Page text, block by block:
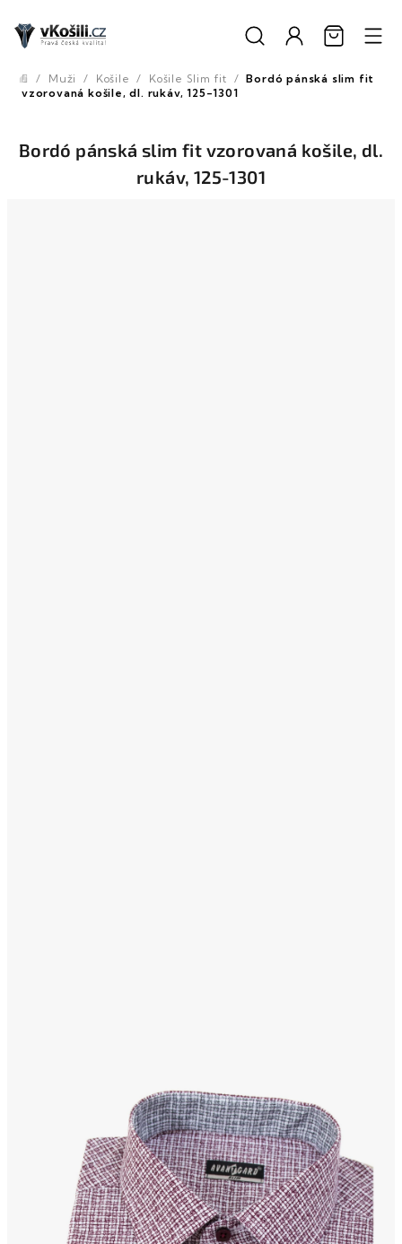
obsah
Domů
/ Muži / Košile / Košile Slim fit / Bordó pánská slim fit
vzorovaná košile, dl. rukáv, 125-1301
Bordó pánská slim fit vzorovaná košile, dl.
rukáv, 125-1301